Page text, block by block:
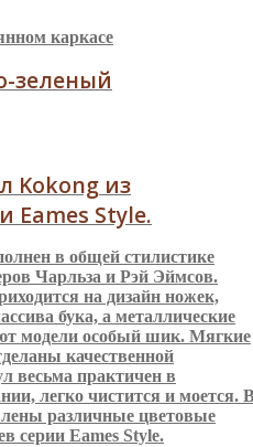
каркасе
зеленый
Kokong из
Eames Style.
в общей стилистике
Чарльза и Рэй Эймсов.
на дизайн ножек,
бука, а металлические
модели особый шик. Мягкие
качественной
весьма практичен в
легко чистится и моется.
различные цветовые
серии Eames Style.